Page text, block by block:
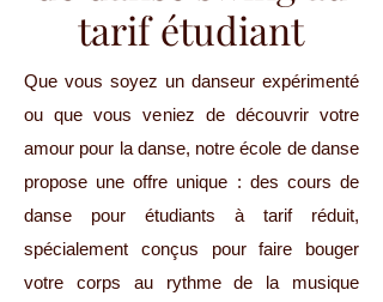
tarif étudiant
Que vous soyez un danseur expérimenté
ou que vous veniez de découvrir votre
amour pour la danse, notre école de danse
propose une offre unique : des cours de
danse pour étudiants à tarif réduit,
spécialement conçus pour faire bouger
votre corps au rythme de la musique